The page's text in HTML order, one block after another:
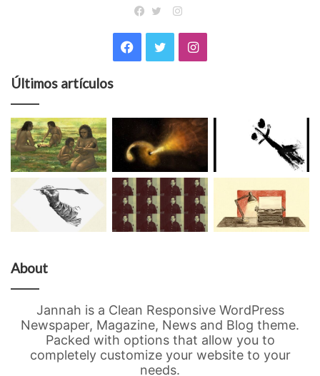
Instagram
Facebook
TwitterInstagram
Últimos artículos
About
Jannah is a Clean Responsive WordPress
Newspaper, Magazine, News and Blog theme.
Packed with options that allow you to
completely customize your website to your
needs.